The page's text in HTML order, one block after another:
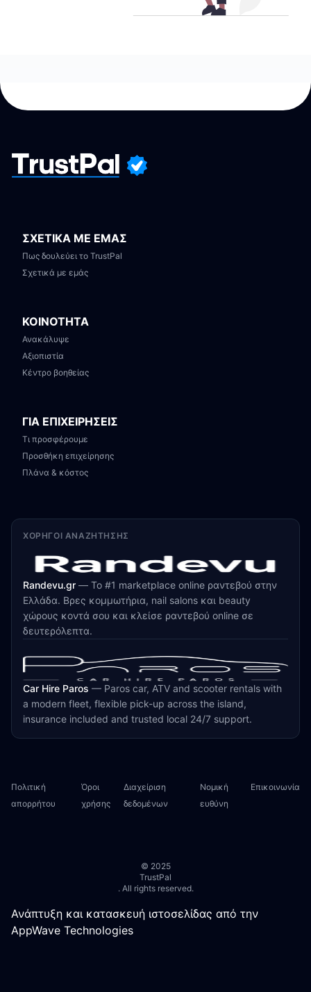
ΣΧΕΤΙΚΑ ΜΕ ΕΜΑΣ
Πως δουλεύει το TrustPal
Σχετικά με εμάς
ΚΟΙΝΟΤΗΤΑ
Ανακάλυψε
Αξιοπιστία
Κέντρο βοηθείας
ΓΙΑ ΕΠΙΧΕΙΡΗΣΕΙΣ
Τι προσφέρουμε
Προσθήκη επιχείρησης
Πλάνα & κόστος
ΧΟΡΗΓΟΊ ΑΝΑΖΉΤΗΣΗΣ
Randevu.gr — Το #1 marketplace online ραντεβού στην
Ελλάδα. Βρες κομμωτήρια, nail salons και beauty
χώρους κοντά σου και κλείσε ραντεβού online σε
δευτερόλεπτα.
Car Hire Paros — Paros car, ATV and scooter rentals with
a modern fleet, flexible pick-up across the island,
insurance included and trusted local 24/7 support.
Πολιτική
απορρήτου
Όροι
χρήσης
Διαχείριση
δεδομένων
Νομική
ευθύνη
Επικοινωνία
© 2025
TrustPal
. All rights reserved.
Ανάπτυξη και κατασκευή ιστοσελίδας από την
AppWave Technologies